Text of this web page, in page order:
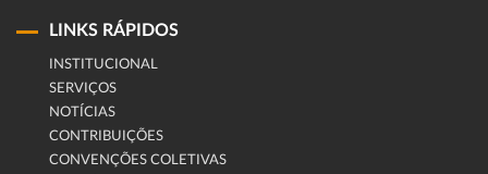
LINKS RÁPIDOS
INSTITUCIONAL
SERVIÇOS
NOTÍCIAS
CONTRIBUIÇÕES
CONVENÇÕES COLETIVAS